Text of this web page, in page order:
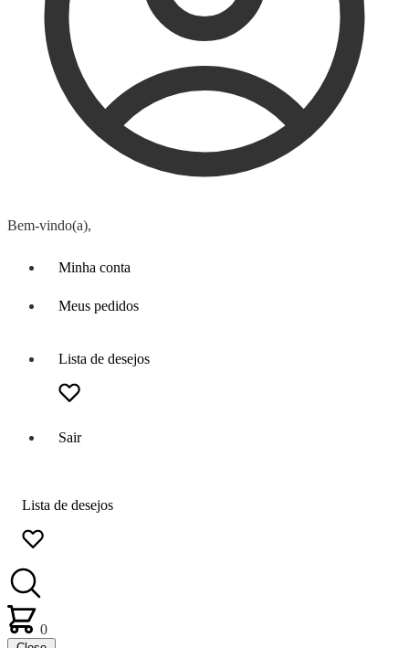
Bem-vindo(a),
Minha conta
Meus pedidos
Lista de desejos
Sair
Lista de desejos
0